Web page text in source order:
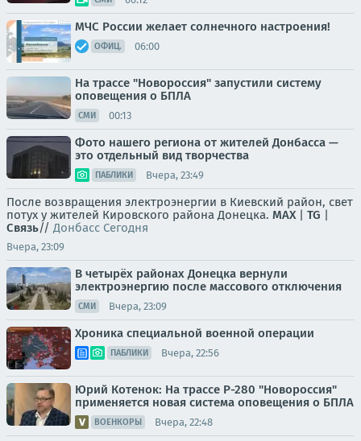
МЧС России желает солнечного настроения!
ОФИЦ. 06:00
На трассе "Новороссия" запустили систему
оповещения о БПЛА
СМИ 00:13
Фото нашего региона от жителей Донбасса —
это отдельный вид творчества
ПАБЛИКИ Вчера, 23:49
После возвращения электроэнергии в Киевский район, свет
потух у жителей Кировского района Донецка. MAX| TG |
Связь// Донбасс Сегодня
Вчера, 23:09
В четырёх районах Донецка вернули
электроэнергию после массового отключения
СМИ Вчера, 23:09
Хроника специальной военной операции
ПАБЛИКИ Вчера, 22:56
Юрий Котенок: На трассе Р-280 "Новороссия"
применяется новая система оповещения о БПЛА
ВОЕНКОРЫ Вчера, 22:48